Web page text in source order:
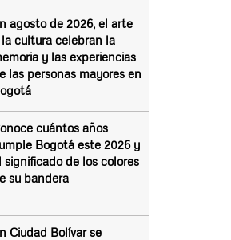
agosto de 2026, el arte
cultura celebran la
y las experiencias
las personas mayores en
cuántos años
Bogotá este 2026 y
significado de los colores
su bandera
Ciudad Bolívar se